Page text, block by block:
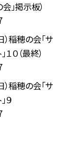
会」掲示板）
）稲穂の会「サ
０（最終）
）稲穂の会「サ
９